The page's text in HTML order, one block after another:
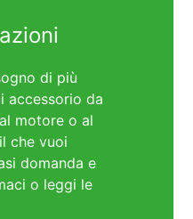
di più
accessorio da
motore o al
che vuoi
domanda e
o leggi le